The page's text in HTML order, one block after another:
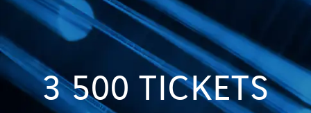
3 500 TICKETS